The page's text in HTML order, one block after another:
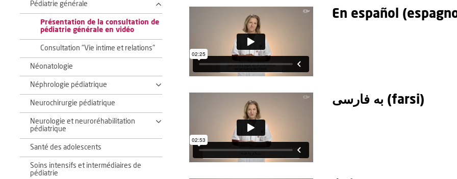
Pédiatrie générale
Présentation de la consultation de
pédiatrie générale en vidéo
Consultation "Vie intime et relations"
Néonatologie
Néphrologie pédiatrique
Neurochirurgie pédiatrique
Neurologie et neuroréhabilitation
pédiatrique
Santé des adolescents
Soins intensifs et intermédiaires de
pédiatrie
En español
به فارسی (farsi)